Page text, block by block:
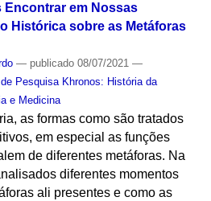
Encontrar em Nossas
Histórica sobre as Metáforas
— publicado08/07/2021 —
Pesquisa Khronos: História da
e Medicina
as formas como são tratados
em especial as funções
de diferentes metáforas. Na
diferentes momentos
ali presentes e como as